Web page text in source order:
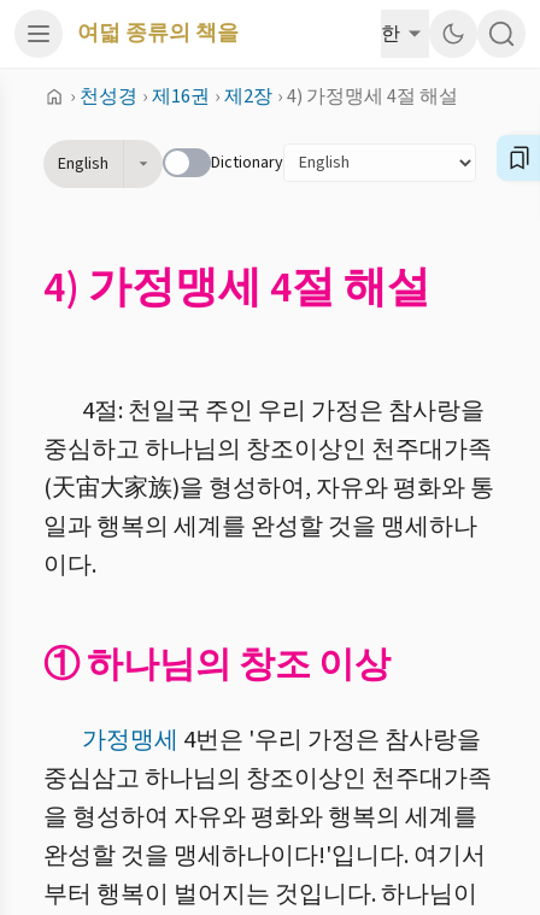
여덟 종류의 책을 한
› 천성경 ›제16권 ›제2장 ›4) 가정맹세 4절 해설
English Dictionary
4) 가정맹세 4절 해설
4절: 천일국 주인 우리 가정은 참사랑을
중심하고 하나님의 창조이상인 천주대가족
(天宙大家族)을 형성하여, 자유와 평화와 통
일과 행복의 세계를 완성할 것을 맹세하나
이다.
① 하나님의 창조 이상
가정맹세 4번은 '우리 가정은 참사랑을
중심삼고 하나님의 창조이상인 천주대가족
을 형성하여 자유와 평화와 행복의 세계를
완성할 것을 맹세하나이다!'입니다. 여기서
부터 행복이 벌어지는 것입니다. 하나님이